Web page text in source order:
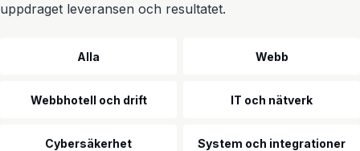
uppdraget leveransen och resultatet.
Alla Webb
Webbhotell och drift IT och nätverk
Cybersäkerhet System och integrationer